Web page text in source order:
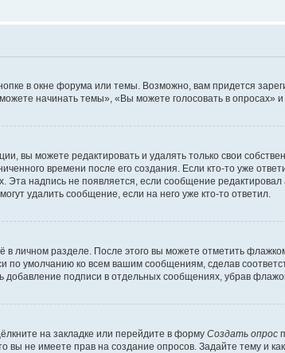
в окне форума или темы. Возможно, вам придется
начинать темы», «Вы можете голосовать в опросах» и
вы можете редактировать и удалять только свои
времени после его создания. Если кто-то уже
Эта надпись не появляется, если сообщение
удалить сообщение, если на него уже кто-то ответил.
личном разделе. После этого вы можете отметить
по умолчанию ко всем вашим сообщениям, сделав
добавление подписи в отдельных сообщениях, убрав
на закладке или перейдите в форму Создать опрос
вы не имеете прав на создание опросов. Задайте тему и